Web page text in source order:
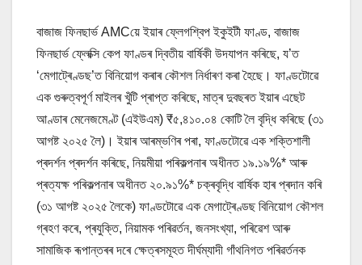
বাজাজ ফিনছাৰ্ভ AMCয়ে ইয়াৰ ফ্লেগশ্বিপ ইকুইটী ফাণ্ড, বাজাজ
ফিনছাৰ্ভ ফ্লেক্সি কেপ ফাণ্ডৰ দ্বিতীয় বাৰ্ষিকী উদযাপন কৰিছে, য’ত
‘মেগাট্ৰেণ্ডছ’ত বিনিয়োগ কৰাৰ কৌশল নিৰ্ধাৰণ কৰা হৈছে। ফাণ্ডটোৱে
এক গুৰুত্বপূৰ্ণ মাইলৰ খুঁটি প্ৰাপ্ত কৰিছে, মাত্ৰ দুবছৰত ইয়াৰ এছেট
আণ্ডাৰ মেনেজমেণ্ট (এইউএম) ₹৫,৪১০.০৪ কোটি লৈ বৃদ্ধি কৰিছে (৩১
আগষ্ট ২০২৫ লৈ)। ইয়াৰ আৰম্ভণিৰ পৰা, ফাণ্ডটোৱে এক শক্তিশালী
প্ৰদৰ্শন প্ৰদৰ্শন কৰিছে, নিয়মীয়া পৰিকল্পনাৰ অধীনত ১৯.১৯%* আৰু
প্ৰত্যক্ষ পৰিকল্পনাৰ অধীনত ২০.৯১%* চক্ৰবৃদ্ধি বাৰ্ষিক হাৰ প্ৰদান কৰি
(৩১ আগষ্ট ২০২৫ লৈকে) ফাণ্ডটোৱে এক মেগাট্ৰেণ্ডছ বিনিয়োগ কৌশল
গ্ৰহণ কৰে, প্ৰযুক্তি, নিয়ামক পৰিৱৰ্তন, জনসংখ্যা, পৰিৱেশ আৰু
সামাজিক ৰূপান্তৰৰ দৰে ক্ষেত্ৰসমূহত দীৰ্ঘম্যাদী গাঁথনিগত পৰিৱৰ্তনক